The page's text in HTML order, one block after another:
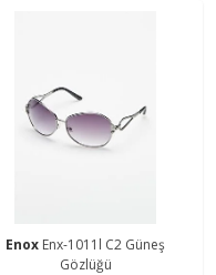
Enox Enx-1011l C2 Güneş
Gözlüğü